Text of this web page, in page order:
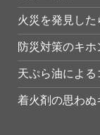
火災を発見した
防災対策のキホ
天ぷら油による
着火剤の思わぬ